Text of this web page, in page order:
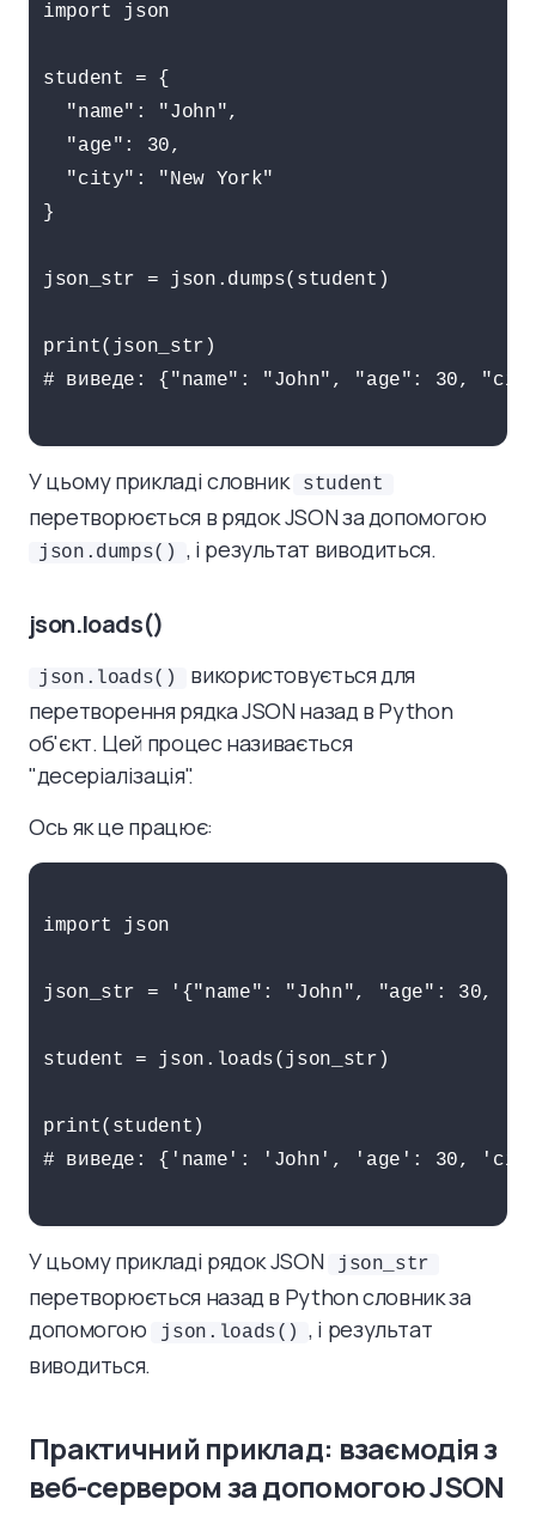
import json
student = {
  "name": "John",
  "age": 30,
  "city": "New York"
}
json_str = json.dumps(student)
print(json_str)
# виведе: {"name": "John", "age": 30,
У цьому прикладі словник student
перетворюється в рядок JSON за допомогою
json.dumps() , і результат виводиться.
json.loads()
json.loads()
використовується для
перетворення рядка JSON назад в Python
об'єкт. Цей процес називається
"десеріалізація".
Ось як це працює:
import json
json_str = '{"name": "John", "age": 30,
student = json.loads(json_str)
print(student)
# виведе: {'name': 'John', 'age': 30,
У цьому прикладі рядок JSON json_str
перетворюється назад в Python словник за
допомогою
json.loads()
, і результат
виводиться.
Практичний приклад: взаємодія з
веб-сервером за допомогою JSON